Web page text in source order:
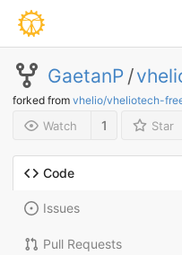
GaetanP /
forked from vhelio/vheliotech-
Watch 1 Star
Code
Issues
Pull Requests